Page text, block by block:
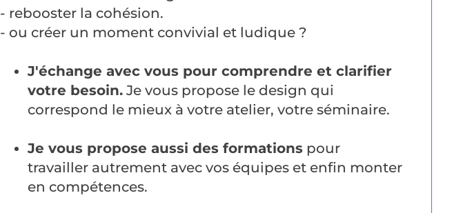
- rebooster la cohésion.
- ou créer un moment convivial et ludique ?
J'échange avec vous pour comprendre et clarifier
votre besoin. Je vous propose le design qui
correspond le mieux à votre atelier, votre séminaire.
Je vous propose aussi des formations pour
travailler autrement avec vos équipes et enfin monter
en compétences.